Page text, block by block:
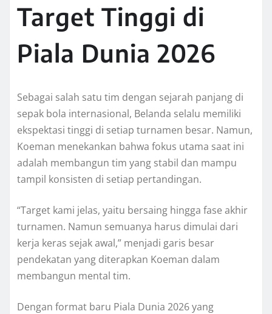
Target Tinggi di
Piala Dunia 2026
Sebagai salah satu tim dengan sejarah panjang di
sepak bola internasional, Belanda selalu memiliki
ekspektasi tinggi di setiap turnamen besar. Namun,
Koeman menekankan bahwa fokus utama saat ini
adalah membangun tim yang stabil dan mampu
tampil konsisten di setiap pertandingan.
“Target kami jelas, yaitu bersaing hingga fase akhir
turnamen. Namun semuanya harus dimulai dari
kerja keras sejak awal,” menjadi garis besar
pendekatan yang diterapkan Koeman dalam
membangun mental tim.
Dengan format baru Piala Dunia 2026 yang